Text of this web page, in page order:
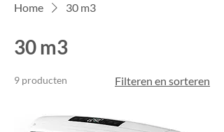
Home 30 m3
30 m3
9 producten Filteren en sorteren